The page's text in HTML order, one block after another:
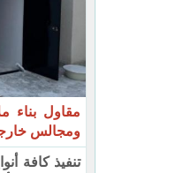
مقاول بناء
ومجالس خارجية
تنفيذ كافة